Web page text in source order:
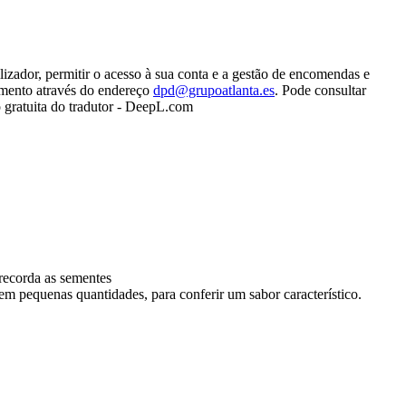
permitir o acesso à sua conta e a gestão de encomendas e
através do endereço dpd@grupoatlanta.es. Pode consultar
gratuita do tradutor - DeepL.com
as sementes
pequenas quantidades, para conferir um sabor característico.